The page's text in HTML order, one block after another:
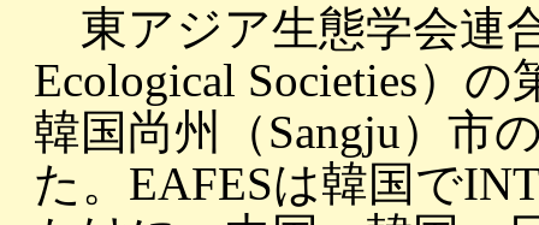
東アジア生態学会連
Ecological Societies）
韓国尚州（Sangju）市
た。EAFESは韓国で